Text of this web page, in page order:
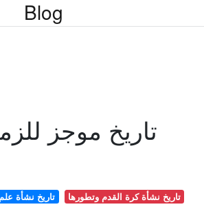
Blog
تاريخ موجز
تاريخ نشأة
تاريخ نشأة كرة القدم وتطورها